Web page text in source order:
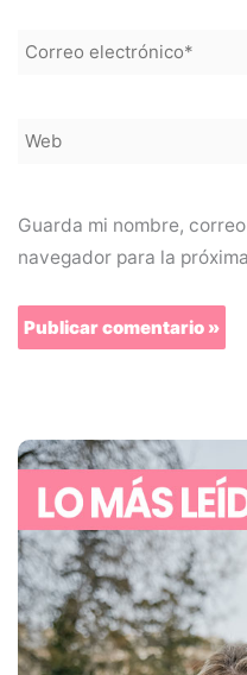
Correo
Web
Guarda mi nombre,
navegador para la